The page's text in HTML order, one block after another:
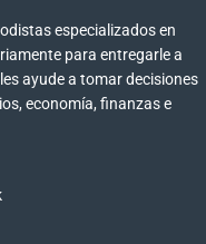
especializados en
para entregarle a
ayude a tomar decisiones
economía, finanzas e